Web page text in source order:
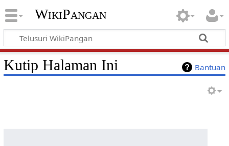
WikiPangan
Bantuan
Kutip Halaman Ini